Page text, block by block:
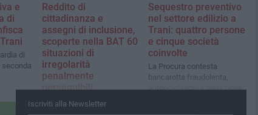
e
di
di
seconda
Reddito di
cittadinanza e
assegni di inclusione,
scoperte nella BAT 60
situazioni di
irregolarità
penalmente
perseguibili
Ammontano a circa 420mila
Sequestro preventivo
nel settore edilizio a
Trani: quattro persone
e cinque società
coinvolte
La Procura contesta
bancarotta fraudolenta,
autoriciclaggio e omissione
Iscriviti alla Newsletter